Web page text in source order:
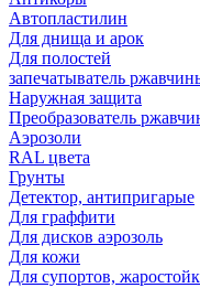
Автопластилин
Для днища и арок
Для полостей
запечатыватель
Наружная защита
Преобразователь
Аэрозоли
RAL цвета
Грунты
Детектор, антипригарые
Для граффити
Для дисков аэрозоль
Для кожи
Для супортов,